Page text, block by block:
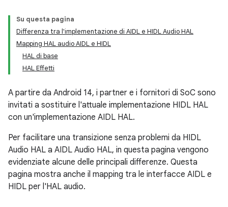
Su questa pagina
Differenza tra l'implementazione di AIDL e HIDL Audio HAL
Mapping HAL audio AIDL e HIDL
HAL di base
HAL Effetti
A partire da Android 14, i partner e i fornitori di SoC sono
invitati a sostituire l'attuale implementazione HIDL HAL
con un'implementazione AIDL HAL.
Per facilitare una transizione senza problemi da HIDL
Audio HAL a AIDL Audio HAL, in questa pagina vengono
evidenziate alcune delle principali differenze. Questa
pagina mostra anche il mapping tra le interfacce AIDL e
HIDL per l'HAL audio.